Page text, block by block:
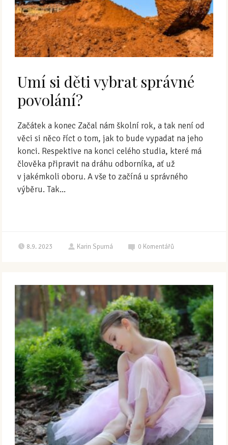
Umí si děti vybrat správné
povolání?
Začátek a konec Začal nám školní rok, a tak není od
věci si něco říct o tom, jak to bude vypadat na jeho
konci. Respektive na konci celého studia, které má
člověka připravit na dráhu odborníka, ať už
v jakémkoli oboru. A vše to začíná u správného
výběru. Tak...
8.9. 2023 Karin Spurná 0 Komentářů